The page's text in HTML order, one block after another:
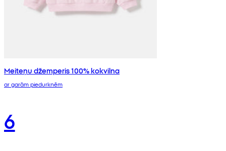
Meiteņu džemperis 100% kokvilna
ar garām piedurknēm
6